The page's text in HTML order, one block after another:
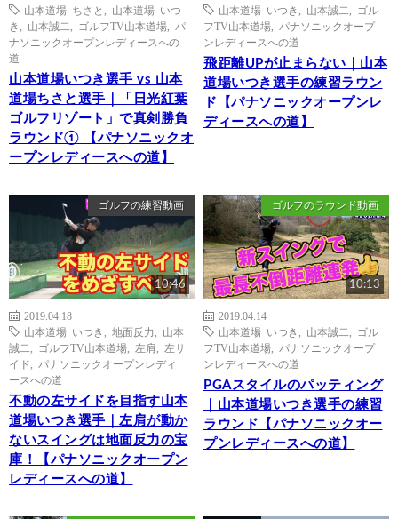
山本道場 ちさと
山本道場 いつ
き
山本誠二 ゴルフTV山本道場
パ
ナソニックオープンレディースへの
道
山本道場いつき選手 vs 山本
道場ちさと選手｜「日光紅葉
ゴルフリゾート」で真剣勝負
ラウンド① 【パナソニックオ
ープンレディースへの道】
山本道場 いつき
山本誠二
ゴル
フTV山本道場
パナソニックオープ
ンレディースへの道
飛距離UPが止まらない｜山本
道場いつき選手の練習ラウン
ド【パナソニックオープンレ
ディースへの道】
ゴルフの練習動画
10:46
2019.04.18
山本道場 いつき
地面反力
山本
誠二
ゴルフTV山本道場 左肩
左サ
イド
パナソニックオープンレディ
ースへの道
不動の左サイドを目指す山本
道場いつき選手｜左肩が動か
ないスイングは地面反力の宝
庫！【パナソニックオープン
レディースへの道】
ゴルフのラウンド動画
10:13
2019.04.14
山本道場 いつき
山本誠二
ゴル
フTV山本道場
パナソニックオープ
ンレディースへの道
PGAスタイルのパッティング
｜山本道場いつき選手の練習
ラウンド【パナソニックオー
プンレディースへの道】